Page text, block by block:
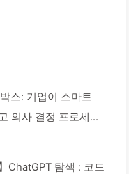
스: 기업이 스마트
의사 결정 프로세스
ChatGPT 탐색 : 코드